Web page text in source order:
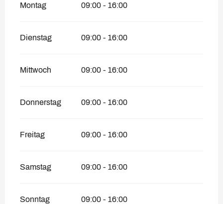
Montag 09:00 - 16:00
Dienstag 09:00 - 16:00
Mittwoch 09:00 - 16:00
Donnerstag 09:00 - 16:00
Freitag 09:00 - 16:00
Samstag 09:00 - 16:00
Sonntag 09:00 - 16:00